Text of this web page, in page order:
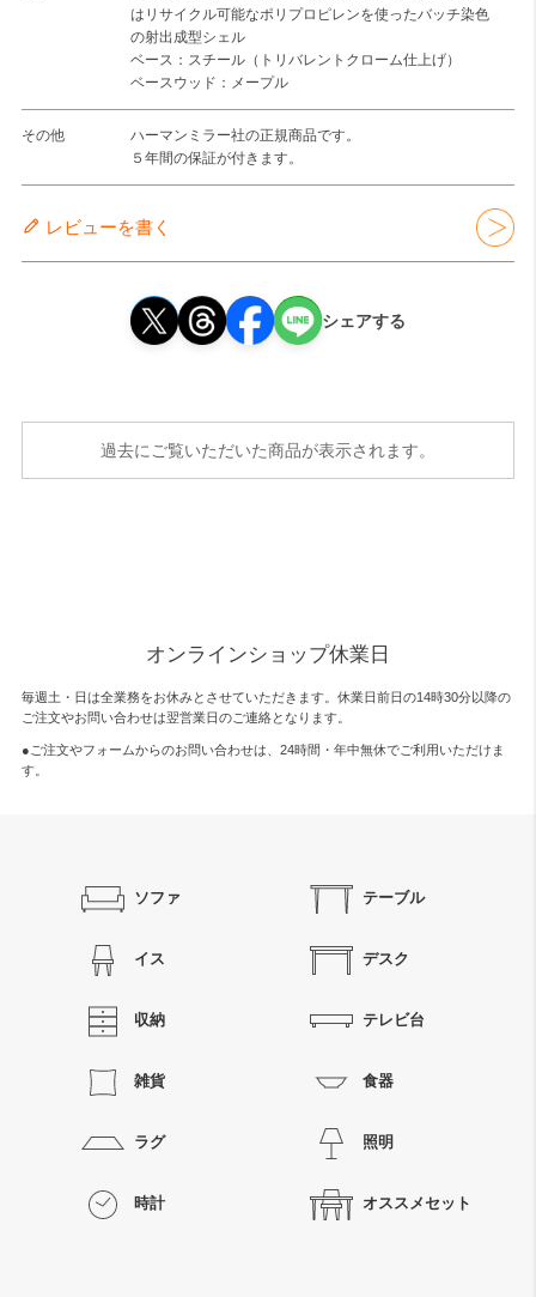
はリサイクル可能なポリプロピレンを使ったバッチ染色
の射出成型シェル
ベース：スチール（トリバレントクローム仕上げ）
ベースウッド：メープル
その他
ハーマンミラー社の正規商品です。
５年間の保証が付きます。
レビューを書く
シェアする
過去にご覧いただいた商品が表示されます。
オンラインショップ休業日
毎週土・日は全業務をお休みとさせていただきます。休業日前日の14時30分以降の
ご注文やお問い合わせは翌営業日のご連絡となります。
●ご注文やフォームからのお問い合わせは、 24時間・年中無休でご利用いただけま
す。
ソファ テーブル
イス デスク
収納 テレビ台
雑貨 食器
ラグ 照明
時計 オススメセット